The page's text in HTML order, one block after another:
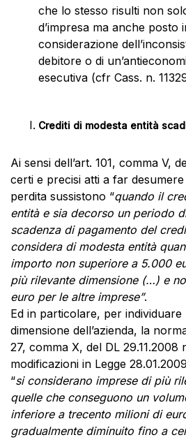
che lo stesso risulti non
d’impresa ma anche posto
considerazione
debitore o di
esecutiva (cfr Cass. n.
Crediti di modesta entità
Ai sensi dell’art. 101, comma V,
certi e precisi atti a far
perdita sussistono “quando il
entità e sia decorso un periodo
scadenza di pagamento del
considera di modesta entità
importo non superiore a 5.000
più rilevante dimensione (…) e
euro per le altre imprese”.
Ed in particolare, per individuare
dimensione dell’azienda, la
27, comma X, del DL
modificazioni in Legge
“si considerano imprese di più
quelle che conseguono un
inferiore a trecento milioni di
gradualmente diminuito fino a